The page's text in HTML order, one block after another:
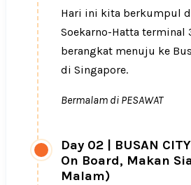
Hari ini kita berkumpul
Soekarno-Hatta
berangkat menuju ke
di Singapore.
Bermalam di PESAWAT
Day 02
BUSAN
On Board, Makan
Malam)